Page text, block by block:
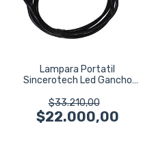
Lampara Portatil
Sincerotech Led Gancho
$33.210,00
$22.000,00